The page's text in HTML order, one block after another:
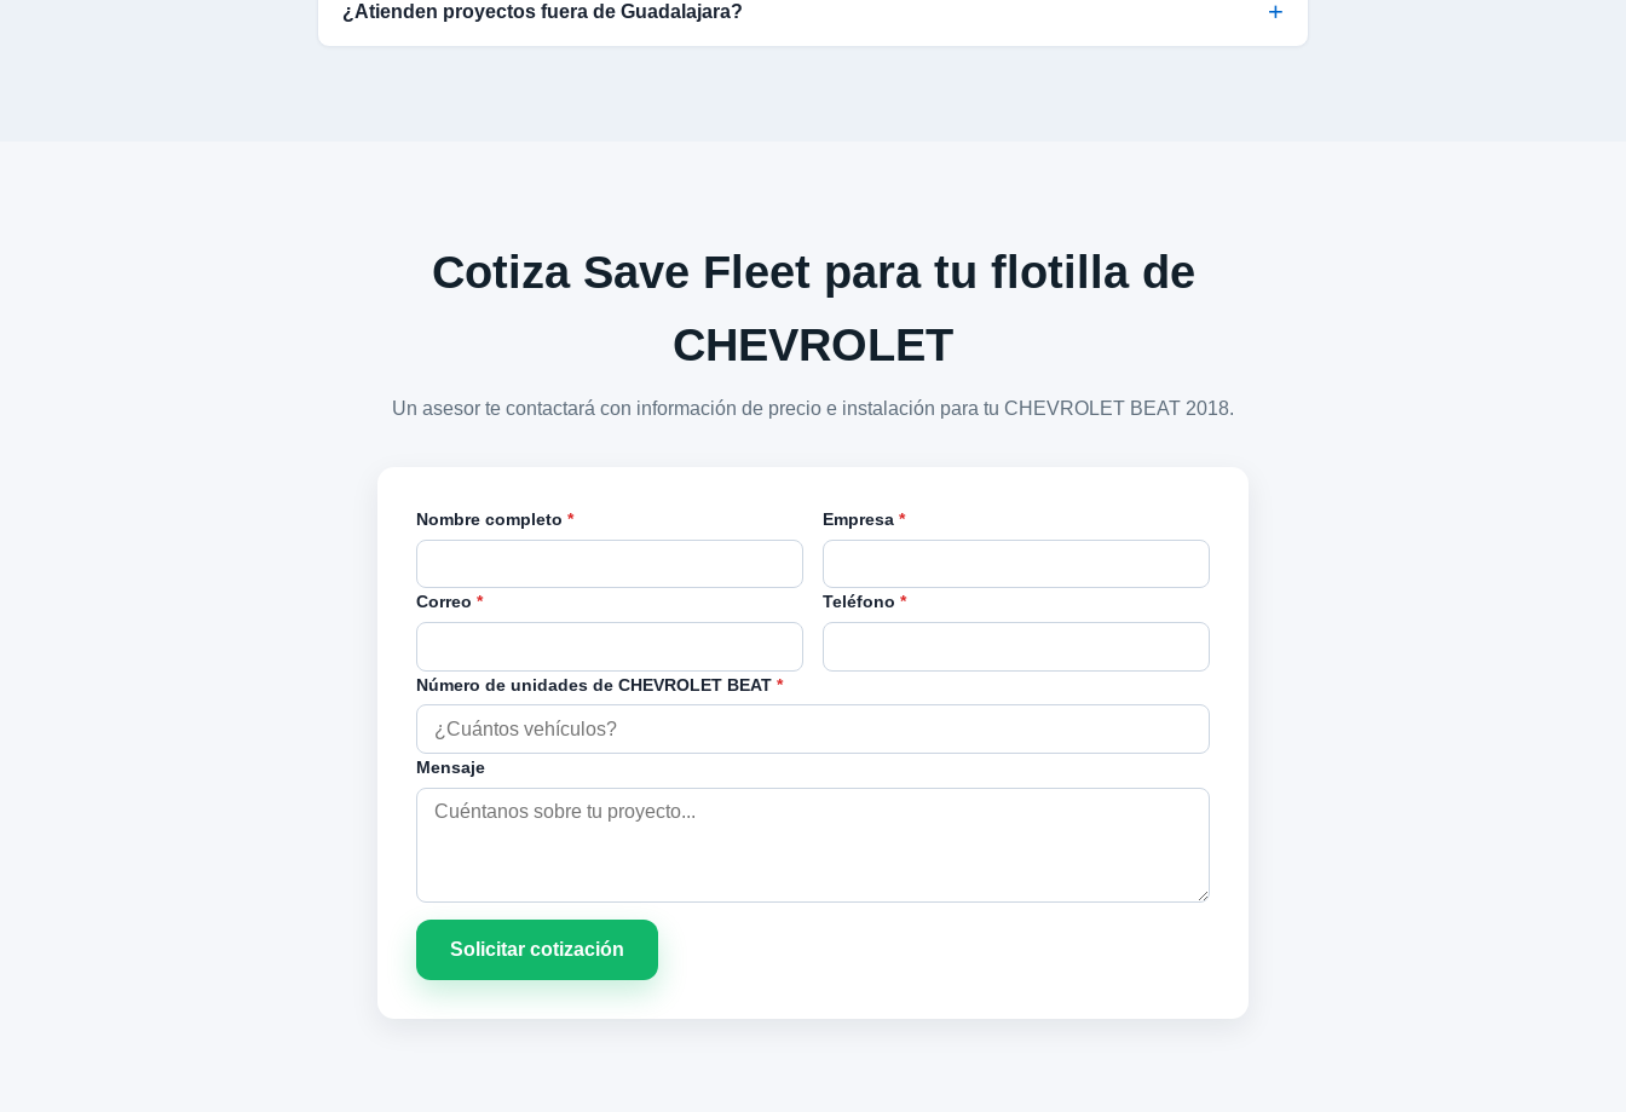
¿Atienden proyectos fuera de Guadalajara?
Cotiza Save Fleet para tu flotilla de
CHEVROLET
Un asesor te contactará con información de precio e instalación para tu CHEVROLET BEAT 2018.
Nombre completo * Empresa *
Correo * Teléfono *
Número de unidades de CHEVROLET BEAT *
Mensaje
Solicitar cotización